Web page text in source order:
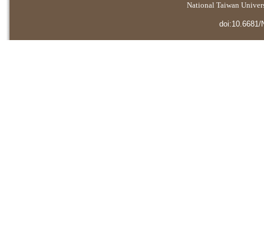
National Taiwan
doi:10.6681/